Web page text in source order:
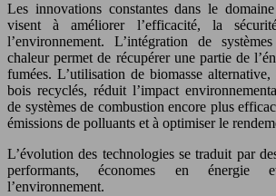
Les innovations constantes dans le
visent à améliorer l’efficacité, la
l’environnement. L’intégration de
chaleur permet de récupérer une partie de
fumées. L’utilisation de biomasse
bois recyclés, réduit l’impact
de systèmes de combustion encore plus
émissions de polluants et à optimiser le
L’évolution des technologies se traduit par
performants, économes en énergie
l’environnement.